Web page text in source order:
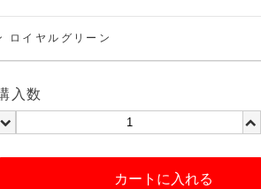
ロイヤルグリーン
入数
カートに入れる